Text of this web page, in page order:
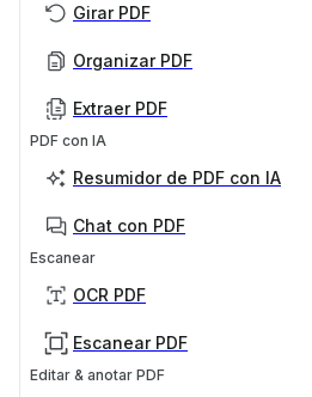
Girar PDF
Organizar PDF
Extraer PDF
PDF con IA
Resumidor de PDF con IA
Chat con PDF
Escanear
OCR PDF
Escanear PDF
Editar & anotar PDF